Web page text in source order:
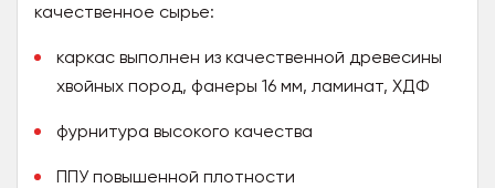
качественное сырье:
каркас выполнен из качественной древесины
хвойных пород, фанеры 16 мм, ламинат, ХДФ
фурнитура высокого качества
ППУ повышенной плотности